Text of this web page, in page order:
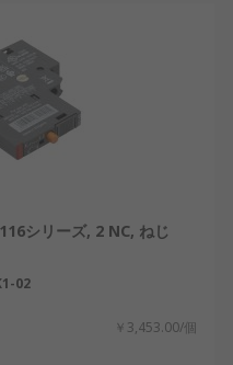
の成長を支えてい
や工場の自動化に
制御回路の拡張に
定稼働と安全性を
自動改札機など、
欠な要素として用
シリーズ, 2 NC, ねじ
02
￥3,453.00/個